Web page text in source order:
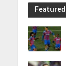
Featured